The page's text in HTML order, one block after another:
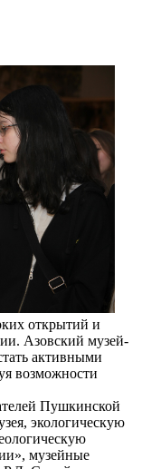
открытий и
Азовский музей-
активными
возможности
Пушкинской
экологическую
музейные